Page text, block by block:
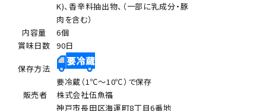
K)、香辛料抽出物、（一部に乳成分・豚
肉を含む）
内容量
6個
賞味日数 90日
保存方法
要冷蔵（1℃～10℃）で保存
販売者
株式会社伍魚福
神戸市長田区海運町8丁目6番地